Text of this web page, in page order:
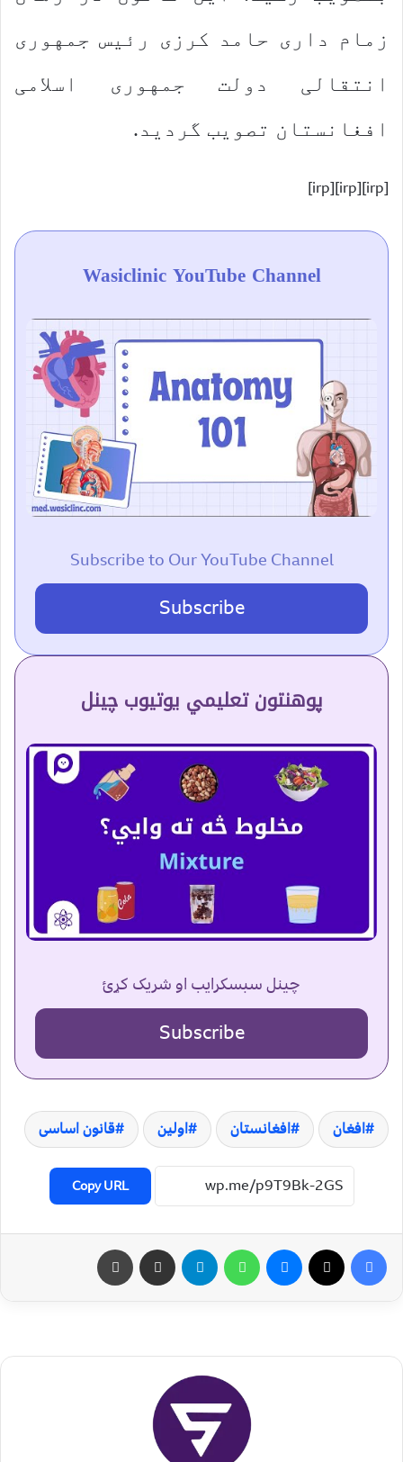
زمام داری حامد کرزی رئیس جمهوری
انتقالی دولت جمهوری اسلامی
افغانستان تصویب گردید.
[irp][irp][irp]
Wasiclinic YouTube Channel
Subscribe to Our YouTube Channel
Subscribe
پوهنتون تعلیمي یوتیوب چینل
چینل سبسکرایب او شریک کړئ
Subscribe
افغان افغانستان اولین قانون اساسی
Copy URL